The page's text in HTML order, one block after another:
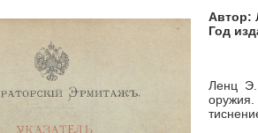
Автор:
Год
Ленц Э.